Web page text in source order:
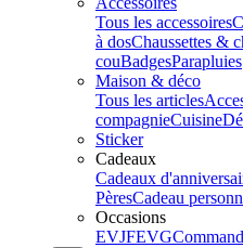
Tous les accessoires
à dosChaussettes &
couBadgesParapluies
Maison & déco
Tous les articles
compagnieCuisine
Sticker
Cadeaux
Cadeaux
PèresCadeau
Occasions
EVJFEVG